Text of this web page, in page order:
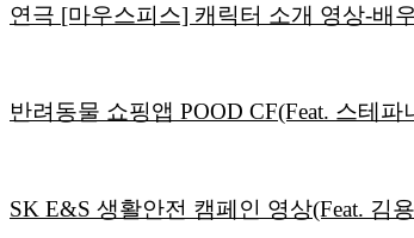
연극 [마우스피스] 캐릭터 소개 영상-배
반려동물 쇼핑앱 POOD CF(Feat. 스테파
SK E&S 생활안전 캠페인 영상(Feat. 김